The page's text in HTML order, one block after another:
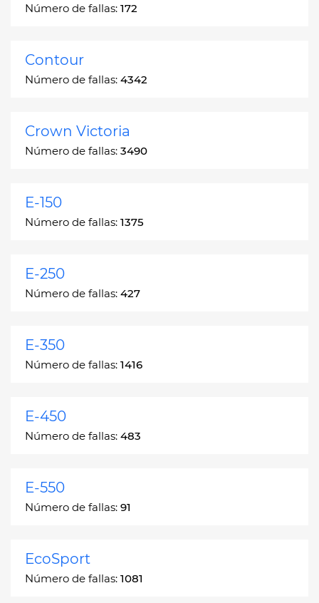
Número de fallas: 172
Contour
Número de fallas: 4342
Crown Victoria
Número de fallas: 3490
E-150
Número de fallas: 1375
E-250
Número de fallas: 427
E-350
Número de fallas: 1416
E-450
Número de fallas: 483
E-550
Número de fallas: 91
EcoSport
Número de fallas: 1081